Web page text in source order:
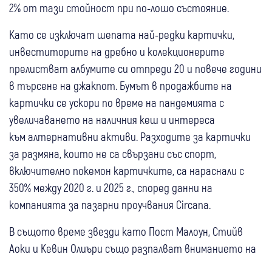
2% от тази стойност при по-лошо състояние.
Като се изключат шепата най-редки картички,
инвеститорите на дребно и колекционерите
прелистват албумите си отпреди 20 и повече години
в търсене на джакпот. Бумът в продажбите на
картички се ускори по време на пандемията с
увеличаването на наличния кеш и интереса
към алтернативни активи. Разходите за картички
за размяна, които не са свързани със спорт,
включително покемон картичките, са нараснали с
350% между 2020 г. и 2025 г., според данни на
компанията за пазарни проучвания Circana.
В същото време звезди като Пост Малоун, Стийв
Аоки и Кевин Олиъри също разпалват вниманието на